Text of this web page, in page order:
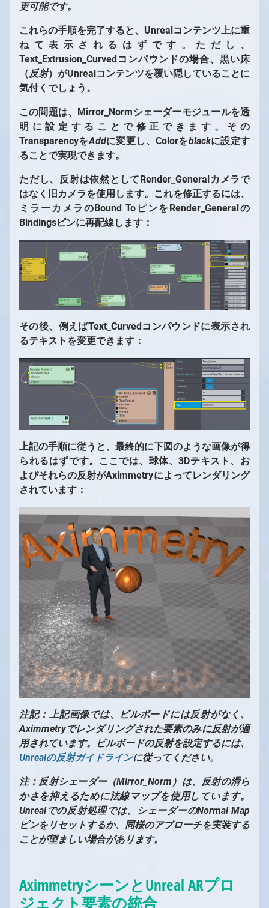
更可能です。
これらの手順を完了すると、Unrealコンテンツ上に重
ねて表示されるはずです。ただし、
Text_Extrusion_Curvedコンパウンドの場合、黒い床
（反射）がUnrealコンテンツを覆い隠していることに
気付くでしょう。
この問題は、Mirror_Normシェーダーモジュールを透
明に設定することで修正できます。その
TransparencyをAddに変更し、Colorをblackに設定す
ることで実現できます。
ただし、反射は依然としてRender_Generalカメラで
はなく旧カメラを使用します。これを修正するには、
ミラーカメラのBound ToピンをRender_Generalの
Bindingsピンに再配線します：
その後、例えばText_Curvedコンパウンドに表示され
るテキストを変更できます：
上記の手順に従うと、最終的に下図のような画像が得
られるはずです。ここでは、球体、3Dテキスト、お
よびそれらの反射がAximmetryによってレンダリング
されています：
注記：上記画像では、ビルボードには反射がなく、
Aximmetryでレンダリングされた要素のみに反射が適
用されています。ビルボードの反射を設定するには、
Unrealの反射ガイドラインに従ってください。
注：反射シェーダー（Mirror_Norm）は、反射の滑ら
かさを抑えるために法線マップを使用しています。
Unrealでの反射処理では、シェーダーのNormal Map
ピンをリセットするか、同様のアプローチを実装する
ことが望ましい場合があります。
AximmetryシーンとUnreal ARプロ
ジェクト要素の統合
1/10